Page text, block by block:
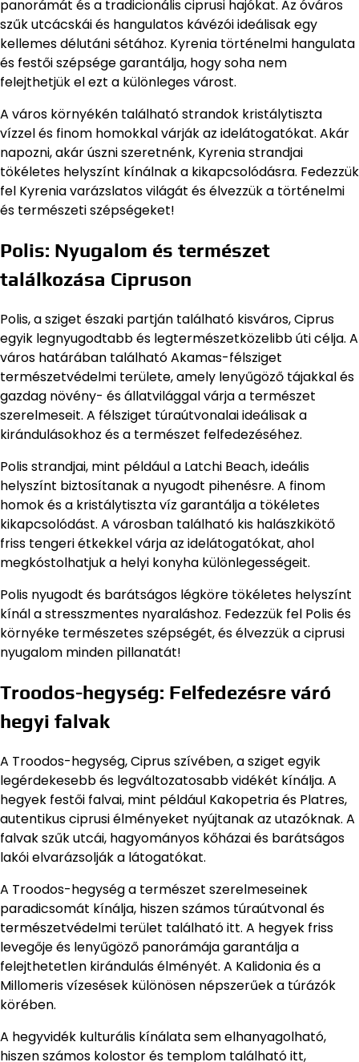
panorámát és a tradicionális ciprusi hajókat. Az óváros
szűk utcácskái és hangulatos kávézói ideálisak egy
kellemes délutáni sétához. Kyrenia történelmi hangulata
és festői szépsége garantálja, hogy soha nem
felejthetjük el ezt a különleges várost.
A város környékén található strandok kristálytiszta
vízzel és finom homokkal várják az idelátogatókat. Akár
napozni, akár úszni szeretnénk, Kyrenia strandjai
tökéletes helyszínt kínálnak a kikapcsolódásra. Fedezzük
fel Kyrenia varázslatos világát és élvezzük a történelmi
és természeti szépségeket!
Polis: Nyugalom és természet
találkozása Cipruson
Polis, a sziget északi partján található kisváros, Ciprus
egyik legnyugodtabb és legtermészetközelibb úti célja. A
város határában található Akamas-félsziget
természetvédelmi területe, amely lenyűgöző tájakkal és
gazdag növény- és állatvilággal várja a természet
szerelmeseit. A félsziget túraútvonalai ideálisak a
kirándulásokhoz és a természet felfedezéséhez.
Polis strandjai, mint például a Latchi Beach, ideális
helyszínt biztosítanak a nyugodt pihenésre. A finom
homok és a kristálytiszta víz garantálja a tökéletes
kikapcsolódást. A városban található kis halászkikötő
friss tengeri étkekkel várja az idelátogatókat, ahol
megkóstolhatjuk a helyi konyha különlegességeit.
Polis nyugodt és barátságos légköre tökéletes helyszínt
kínál a stresszmentes nyaraláshoz. Fedezzük fel Polis és
környéke természetes szépségét, és élvezzük a ciprusi
nyugalom minden pillanatát!
Troodos-hegység: Felfedezésre váró
hegyi falvak
A Troodos-hegység, Ciprus szívében, a sziget egyik
legérdekesebb és legváltozatosabb vidékét kínálja. A
hegyek festői falvai, mint például Kakopetria és Platres,
autentikus ciprusi élményeket nyújtanak az utazóknak. A
falvak szűk utcái, hagyományos kőházai és barátságos
lakói elvarázsolják a látogatókat.
A Troodos-hegység a természet szerelmeseinek
paradicsomát kínálja, hiszen számos túraútvonal és
természetvédelmi terület található itt. A hegyek friss
levegője és lenyűgöző panorámája garantálja a
felejthetetlen kirándulás élményét. A Kalidonia és a
Millomeris vízesések különösen népszerűek a túrázók
körében.
A hegyvidék kulturális kínálata sem elhanyagolható,
hiszen számos kolostor és templom található itt,